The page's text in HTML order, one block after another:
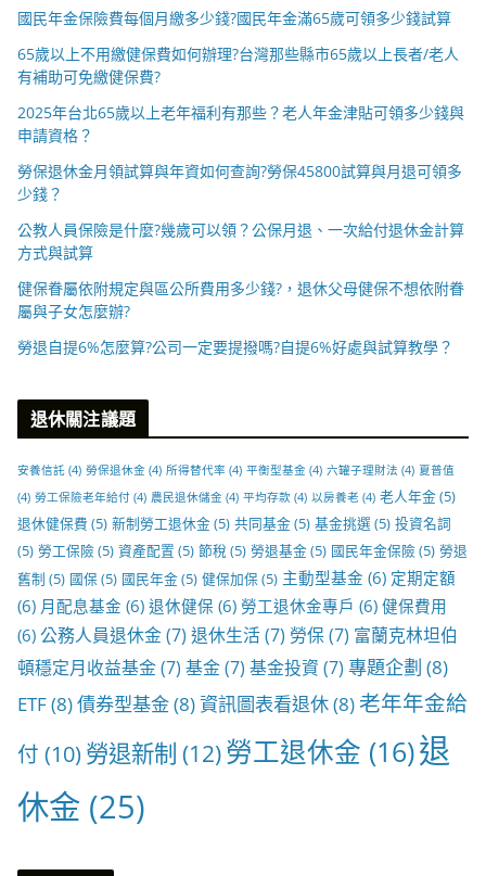
國民年金保險費每個月繳多少錢?國民年金滿65歲可領多少錢試算
65歲以上不用繳健保費如何辦理?台灣那些縣市65歲以上長者/老人
有補助可免繳健保費?
2025年台北65歲以上老年福利有那些？老人年金津貼可領多少錢與
申請資格？
勞保退休金月領試算與年資如何查詢?勞保45800試算與月退可領多
少錢？
公教人員保險是什麼?幾歲可以領？公保月退、一次給付退休金計算
方式與試算
健保眷屬依附規定與區公所費用多少錢?，退休父母健保不想依附眷
屬與子女怎麼辦?
勞退自提6%怎麼算?公司一定要提撥嗎?自提6%好處與試算教學？
退休關注議題
安養信託 (4) 勞保退休金 (4) 所得替代率 (4) 平衡型基金 (4) 六罐子理財法 (4) 夏普值
(4) 勞工保險老年給付 (4) 農民退休儲金 (4) 平均存款 (4) 以房養老 (4) 老人年金(5)
退休健保費 (5) 新制勞工退休金(5) 共同基金(5) 基金挑選 (5) 投資名詞
(5) 勞工保險 (5) 資產配置 (5) 節稅 (5) 勞退基金(5) 國民年金保險 (5) 勞退
舊制 (5) 國保(5) 國民年金(5) 健保加保(5) 主動型基金 (6) 定期定額
(6) 月配息基金 (6) 退休健保 (6) 勞工退休金專戶 (6) 健保費用
(6) 公務人員退休金(7) 退休生活(7) 勞保(7) 富蘭克林坦伯
頓穩定月收益基金(7) 基金(7) 基金投資 (7) 專題企劃 (8)
ETF(8)債券型基金(8)資訊圖表看退休(8)老年年金給
付 (10) 勞退新制 (12)勞工退休金 (16)退
休金 (25)